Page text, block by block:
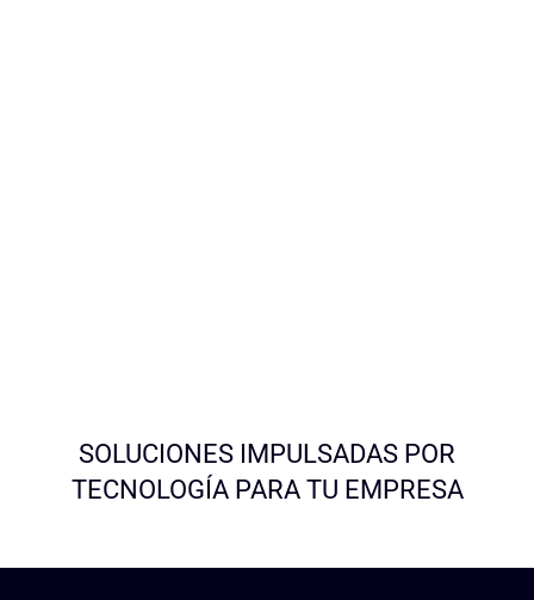
SOLUCIONES IMPULSADAS POR
TECNOLOGÍA PARA TU EMPRESA